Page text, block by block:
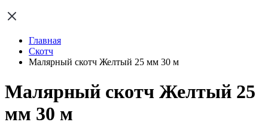
Главная
Скотч
Малярный скотч Желтый 25 мм 30 м
Малярный скотч Желтый 25
мм 30 м